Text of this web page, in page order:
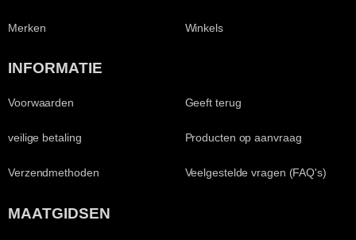
Merken Winkels
INFORMATIE
Voorwaarden
veilige betaling
Verzendmethoden
Geeft terug
Producten op aanvraag
Veelgestelde vragen (FAQ's)
MAATGIDSEN